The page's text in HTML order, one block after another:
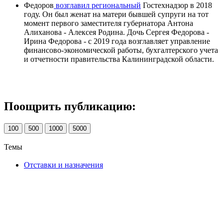
Федоров возглавил региональный Гостехнадзор в 2018
году. Он был женат на матери бывшей супруги на тот
момент первого заместителя губернатора Антона
Алиханова - Алексея Родина. Дочь Сергея Федорова -
Ирина Федорова - с 2019 года возглавляет управление
финансово-экономической работы, бухгалтерского учета
и отчетности правительства Калининградской области.
Поощрить публикацию:
100 500 1000 5000
Темы
Отставки и назначения